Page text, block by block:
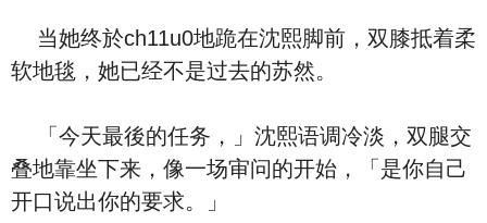
当她终於ch11u0地跪在沈熙脚前，双膝抵着柔
软地毯，她已经不是过去的苏然。
「今天最後的任务，」沈熙语调冷淡，双腿交
叠地靠坐下来，像一场审问的开始，「是你自己
开口说出你的要求。」